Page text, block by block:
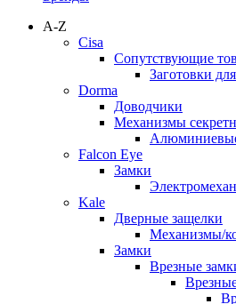
A-Z
Cisa
Сопутствующие
Заготовки
Dorma
Доводчики
Механизмы
Falcon Eye
Замки
Kale
Дверные защелки
Механизмы/
Замки
Врезные